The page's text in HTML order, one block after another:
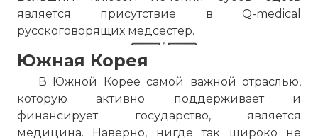
является присутствие в Q-medical
русскоговорящих медсестер.
Южная Корея
В Южной Корее самой важной отраслью,
которую активно поддерживает и
финансирует государство, является
медицина. Наверно, нигде так широко не